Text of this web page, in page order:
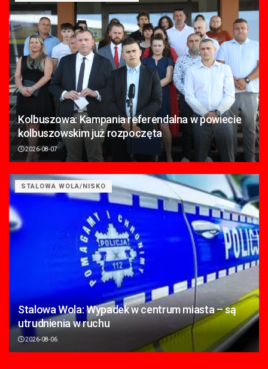
Kolbuszowa: Kampania referendalna w powiecie
kolbuszowskim już rozpoczęta
2026-08-07
STALOWA WOLA/NISKO
Stalowa Wola: Wypadek w centrum miasta – są
utrudnienia w ruchu
2026-08-06